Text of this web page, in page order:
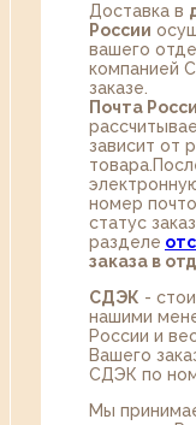
Доставка в
России
вашего
компанией
заказе.
Почта
зависит от
номер
статус
разделе
заказа в
СДЭК -
нашими
России и
Вашего
СДЭК по
Мы